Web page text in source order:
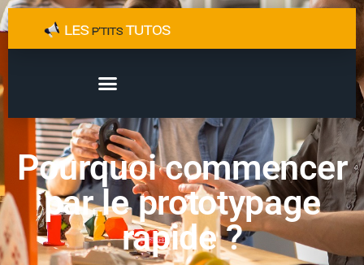
Pourquoi commencer
par le prototypage
rapide ?